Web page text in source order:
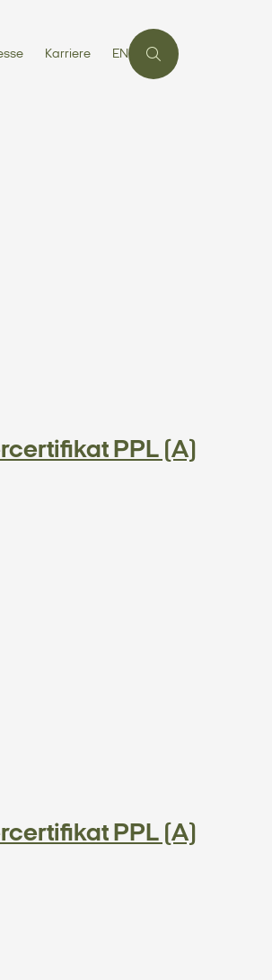
Karriere EN
PPL (A)
PPL (A)